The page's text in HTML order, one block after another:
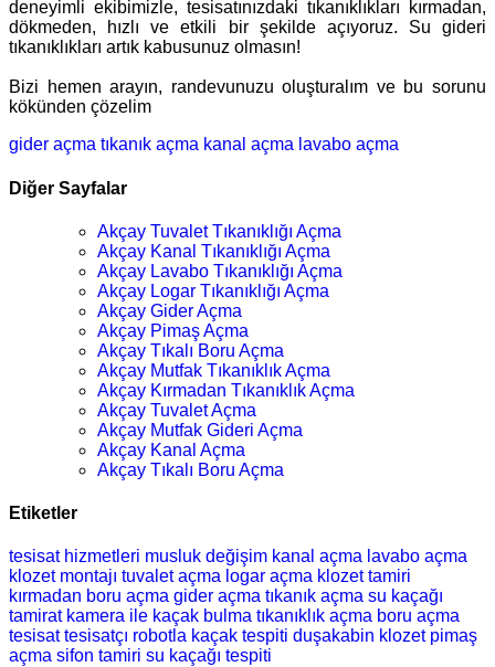
deneyimli ekibimizle, tesisatınızdaki tıkanıklıkları kırmadan,
dökmeden, hızlı ve etkili bir şekilde açıyoruz. Su gideri
tıkanıklıkları artık kabusunuz olmasın!
Bizi hemen arayın, randevunuzu oluşturalım ve bu sorunu
kökünden çözelim
gider açma tıkanık açma kanal açma lavabo açma
Diğer Sayfalar
Akçay Tuvalet Tıkanıklığı Açma
Akçay Kanal Tıkanıklığı Açma
Akçay Lavabo Tıkanıklığı Açma
Akçay Logar Tıkanıklığı Açma
Akçay Gider Açma
Akçay Pimaş Açma
Akçay Tıkalı Boru Açma
Akçay Mutfak Tıkanıklık Açma
Akçay Kırmadan Tıkanıklık Açma
Akçay Tuvalet Açma
Akçay Mutfak Gideri Açma
Akçay Kanal Açma
Akçay Tıkalı Boru Açma
Etiketler
tesisat hizmetleri musluk değişim kanal açma lavabo açma
klozet montajı tuvalet açma logar açma klozet tamiri
kırmadan boru açma gider açma tıkanık açma su kaçağı
tamirat kamera ile kaçak bulma tıkanıklık açma boru açma
tesisat tesisatçı robotla kaçak tespiti duşakabin klozet pimaş
açma sifon tamiri su kaçağı tespiti